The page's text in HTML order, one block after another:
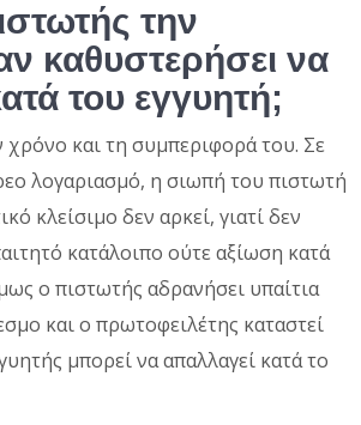
την
καθυστερήσει να
του εγγυητή;
χρόνο και τη συμπεριφορά του. Σε
λογαριασμό, η σιωπή του πιστωτή
κλείσιμο δεν αρκεί, γιατί δεν
κατάλοιπο ούτε αξίωση κατά
ο πιστωτής αδρανήσει υπαίτια
και ο πρωτοφειλέτης καταστεί
μπορεί να απαλλαγεί κατά το